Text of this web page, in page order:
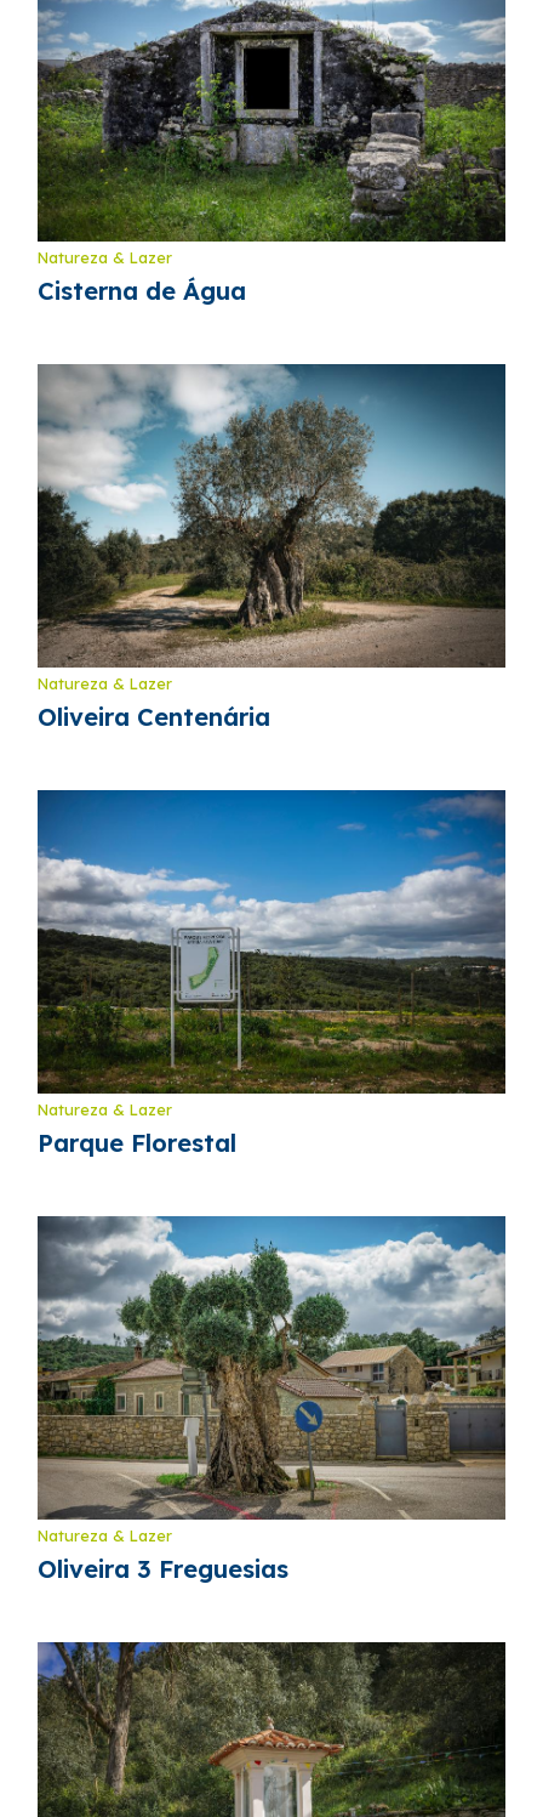
Natureza & Lazer
Cisterna de Água
Natureza & Lazer
Oliveira Centenária
Natureza & Lazer
Parque Florestal
Natureza & Lazer
Oliveira 3 Freguesias